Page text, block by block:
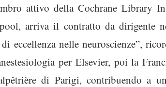
attivo della Cochrane Library
arriva il contratto da dirigente
eccellenza nelle neuroscienze”,
per Elsevier, poi la
di Parigi, contribuendo a